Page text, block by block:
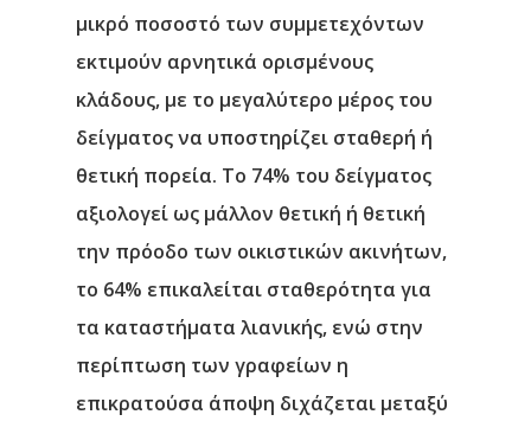
μικρό ποσοστό των συμμετεχόντων
εκτιμούν αρνητικά ορισμένους
κλάδους, με το μεγαλύτερο μέρος του
δείγματος να υποστηρίζει σταθερή ή
θετική πορεία. Tο 74% του δείγματος
αξιολογεί ως μάλλον θετική ή θετική
την πρόοδο των οικιστικών ακινήτων,
το 64% επικαλείται σταθερότητα για
τα καταστήματα λιανικής, ενώ στην
περίπτωση των γραφείων η
επικρατούσα άποψη διχάζεται μεταξύ